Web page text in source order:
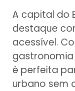
A capital do
destaque
acessível.
é perfeita
urbano sem